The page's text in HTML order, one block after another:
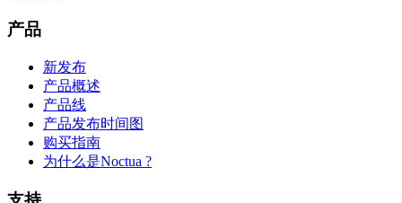
产品
新发布
产品概述
产品线
产品发布时间图
购买指南
为什么是Noctua ?